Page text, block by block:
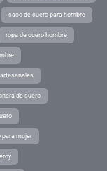
saco de cuero para hombre
ropa de cuero hombre
de cuero
para mujer